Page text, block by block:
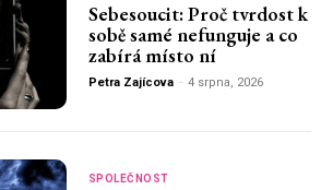
Sebesoucit: Proč tvrdost k
sobě samé nefunguje a co
zabírá místo ní
Petra Zajícova - 4 srpna, 2026
SPOLEČNOST